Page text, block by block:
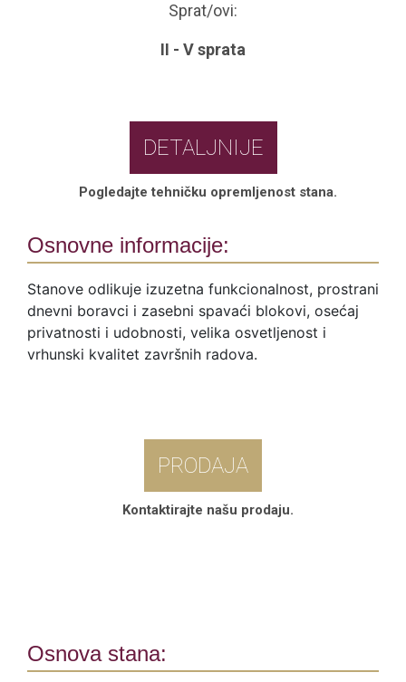
Sprat/ovi:
II - V sprata
DETALJNIJE
Pogledajte tehničku opremljenost stana.
Osnovne informacije:
Stanove odlikuje izuzetna funkcionalnost, prostrani
dnevni boravci i zasebni spavaći blokovi, osećaj
privatnosti i udobnosti, velika osvetljenost i
vrhunski kvalitet završnih radova.
PRODAJA
Kontaktirajte našu prodaju.
Osnova stana: